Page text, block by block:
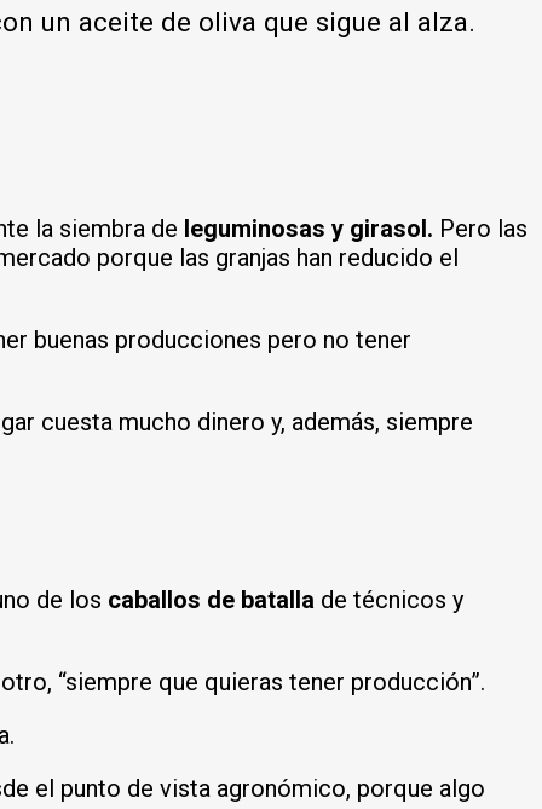
un aceite de oliva que sigue al alza.
la siembra de leguminosas y girasol. Pero las
porque las granjas han reducido el
buenas producciones pero no tener
cuesta mucho dinero y, además, siempre
de los caballos de batalla de técnicos y
“siempre que quieras tener producción”.
el punto de vista agronómico, porque algo